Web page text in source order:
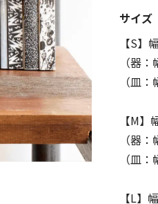
サイズ
【S
（器
（皿
【M
（器
（皿
【L